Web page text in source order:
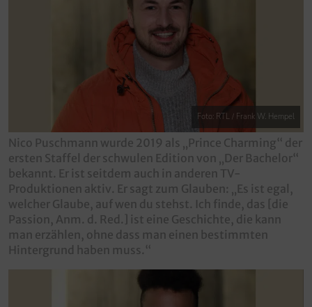
Foto: RTL / Frank W. Hempel
Nico Puschmann wurde 2019 als „Prince Charming“ der
ersten Staffel der schwulen Edition von „Der Bachelor“
bekannt. Er ist seitdem auch in anderen TV-
Produktionen aktiv. Er sagt zum Glauben: „Es ist egal,
welcher Glaube, auf wen du stehst. Ich finde, das [die
Passion, Anm. d. Red.] ist eine Geschichte, die kann
man erzählen, ohne dass man einen bestimmten
Hintergrund haben muss.“